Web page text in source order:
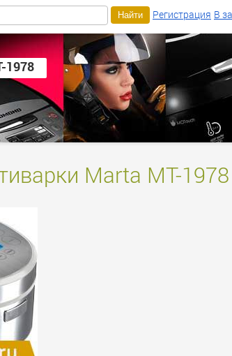
Marta MT-1978
1978
Регистрация В